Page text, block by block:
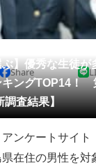
教育・育児
リサーチ
合ページ
す
】優秀な生徒が
キングTOP14！
調査結果】
Share
ンケートサイト
在住の男性を対